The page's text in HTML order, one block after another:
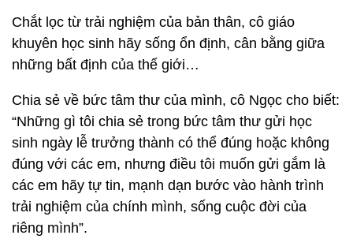
Chắt lọc từ trải nghiệm của bản thân, cô giáo
khuyên học sinh hãy sống ổn định, cân bằng giữa
những bất định của thế giới…
Chia sẻ về bức tâm thư của mình, cô Ngọc cho biết:
“Những gì tôi chia sẻ trong bức tâm thư gửi học
sinh ngày lễ trưởng thành có thể đúng hoặc không
đúng với các em, nhưng điều tôi muốn gửi gắm là
các em hãy tự tin, mạnh dạn bước vào hành trình
trải nghiệm của chính mình, sống cuộc đời của
riêng mình”.